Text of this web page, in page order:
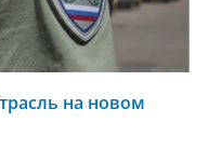
на новом